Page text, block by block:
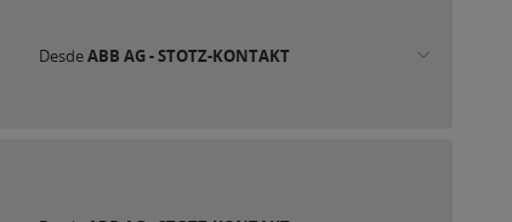
DesdeABB AG - STOTZ-KONTAKT